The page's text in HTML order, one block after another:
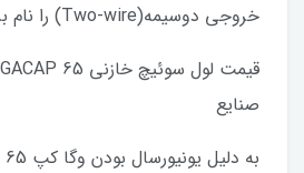
خروجی دوسیمه(Two-wire) را نام برد.
صنایع